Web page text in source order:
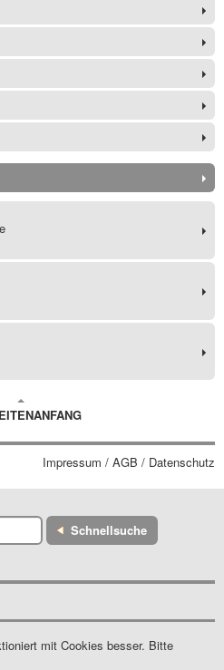
Impressum / AGB / Datenschutz
Schnellsuche
mit Cookies besser. Bitte